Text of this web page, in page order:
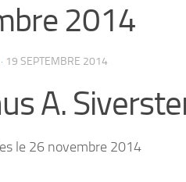
2014
· 19 SEPTEMBRE 2014
A.
le 26 novembre 2014